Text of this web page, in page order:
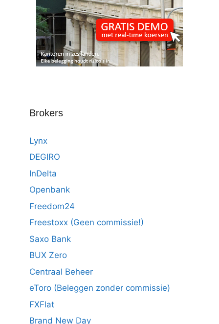
Brokers
Lynx
DEGIRO
InDelta
Openbank
Freedom24
Freestoxx (Geen commissie!)
Saxo Bank
BUX Zero
Centraal Beheer
eToro (Beleggen zonder commissie)
FXFlat
Brand New Day